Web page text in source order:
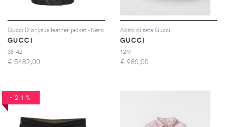
Gucci Dionysus leather jacket - Nero
GUCCI
38-42
€ 5482,00
Abito di seta Gucci
GUCCI
12M
€ 980,00
-21%